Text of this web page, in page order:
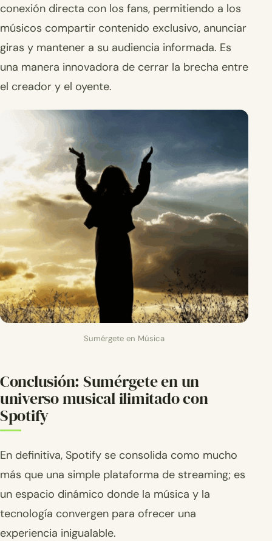
conexión directa con los fans, permitiendo a los
músicos compartir contenido exclusivo, anunciar
giras y mantener a su audiencia informada. Es
una manera innovadora de cerrar la brecha entre
el creador y el oyente.
Sumérgete en Música
Conclusión: Sumérgete en un
universo musical ilimitado con
Spotify
En definitiva, Spotify se consolida como mucho
más que una simple plataforma de streaming; es
un espacio dinámico donde la música y la
tecnología convergen para ofrecer una
experiencia inigualable.